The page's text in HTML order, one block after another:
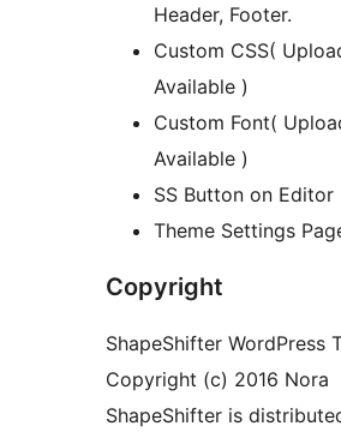
Header, Footer.
Custom CSS(
Available )
Custom Font(
Available )
SS Button on Editor
Theme Settings
Copyright
ShapeShifter WordPress
Copyright (c) 2016 Nora
ShapeShifter is